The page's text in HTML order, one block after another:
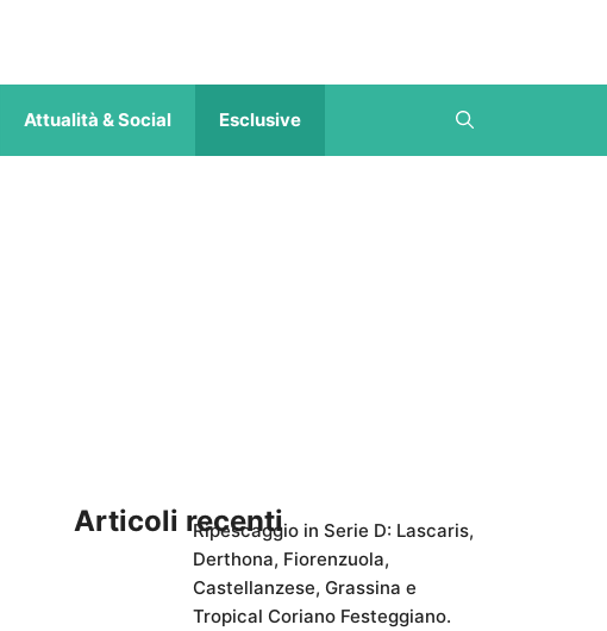
Attualità & Social Esclusive
Articoli recentiRipescaggio in Serie D: Lascaris,
Derthona, Fiorenzuola,
Castellanzese, Grassina e
Tropical Coriano Festeggiano.